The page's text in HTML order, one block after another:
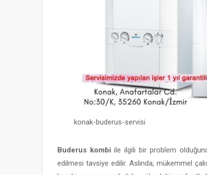
konak-buderus-servisi
Buderus kombi ile ilgili bir problem
edilmesi tavsiye edilir. Aslında, mükemmel